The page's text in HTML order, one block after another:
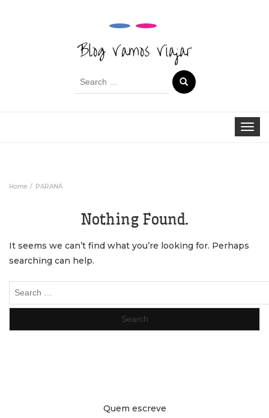
Blog Vamos Viajar
Search
for:
Toggle
Home PARANÁ
Nothing Found.
It seems we can’t find what you’re looking for. Perhaps
searching can help.
Search
for:
Quem escreve